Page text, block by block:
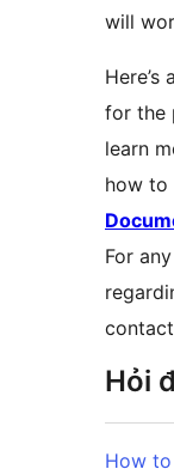
will
for the
learn
how to
For
Hỏi
How